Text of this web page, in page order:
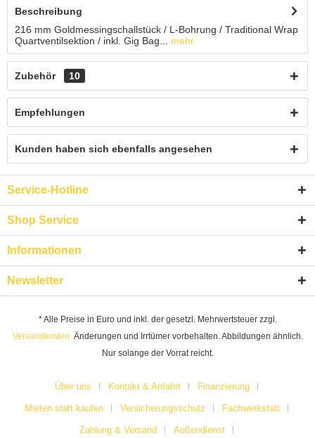
Beschreibung
216 mm Goldmessingschallstück / L-Bohrung / Traditional Wrap
Quartventilsektion / inkl. Gig Bag...
mehr
Zubehör 10
Empfehlungen
Kunden haben sich ebenfalls angesehen
Service-Hotline
Shop Service
Informationen
Newsletter
* Alle Preise in Euro und inkl. der gesetzl. Mehrwertsteuer zzgl.
Versandkosten.Änderungen und Irrtümer vorbehalten. Abbildungen ähnlich.
Nur solange der Vorrat reicht.
Über uns Kontakt & Anfahrt Finanzierung
Mieten statt kaufen Versicherungsschutz Fachwerkstatt
Zahlung & Versand Außendienst